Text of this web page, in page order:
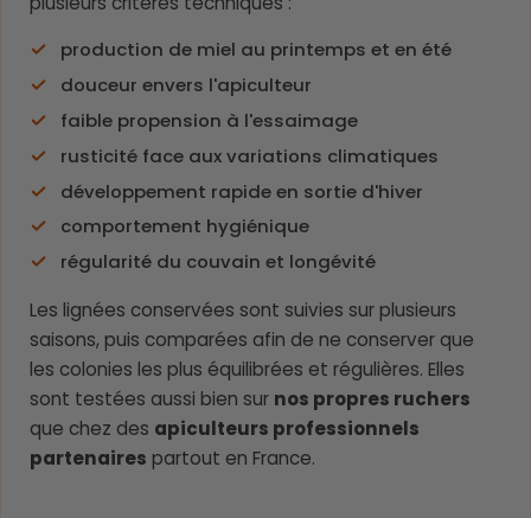
production de miel au printemps et en été
douceur envers l'apiculteur
faible propension à l'essaimage
rusticité face aux variations climatiques
développement rapide en sortie d'hiver
comportement hygiénique
régularité du couvain et longévité
Les lignées conservées sont suivies sur plusieurs
saisons, puis comparées afin de ne conserver que
les colonies les plus équilibrées et régulières. Elles
sont testées aussi bien sur nos propres ruchers
que chez des apiculteurs professionnels
partenaires partout en France.